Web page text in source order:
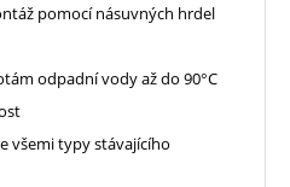
pomocí násuvných hrdel
odpadní vody až do 90°C
všemi typy stávajícího